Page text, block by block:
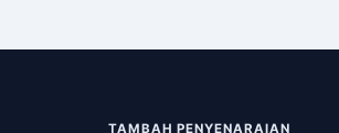
TAMBAH PENYENARAIAN